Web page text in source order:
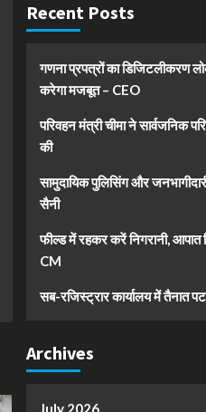
Recent Posts
गणना प्रपत्रों का डिजिटलीकरण
करेगा मजबूत – CEO
परिवहन मंत्री चीमा ने सार्वजनिक
की
सामुदायिक पुलिसिंग और
सैनी
फील्ड में रहकर करें निगरानी, आपात
CM
सब-रजिस्ट्रार कार्यालय में तैनात
Archives
July 2026